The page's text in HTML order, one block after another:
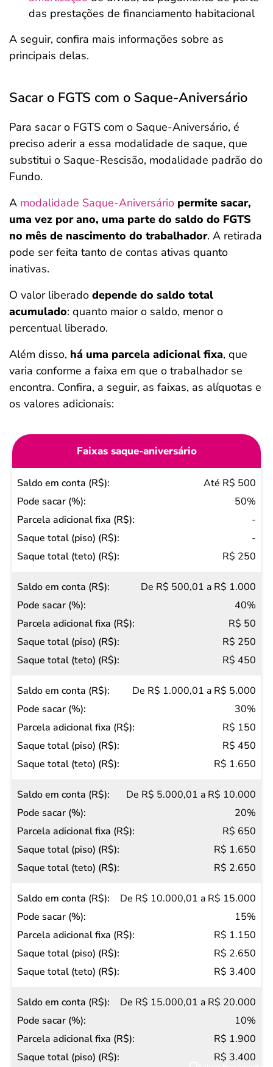
das prestações de financiamento habitacional
A seguir, confira mais informações sobre as
principais delas.
Sacar o FGTS com o Saque-Aniversário
Para sacar o FGTS com o Saque-Aniversário, é
preciso aderir a essa modalidade de saque, que
substitui o Saque-Rescisão, modalidade padrão do
Fundo.
A modalidade Saque-Aniversário permite sacar,
uma vez por ano, uma parte do saldo do FGTS
no mês de nascimento do trabalhador. A retirada
pode ser feita tanto de contas ativas quanto
inativas.
O valor liberado depende do saldo total
acumulado: quanto maior o saldo, menor o
percentual liberado.
Além disso, há uma parcela adicional fixa, que
varia conforme a faixa em que o trabalhador se
encontra. Confira, a seguir, as faixas, as alíquotas e
os valores adicionais:
Faixas saque-aniversário
Saldo
em
conta
(R$)
Pode
(%)
Parcela
adicional
fixa (R$)
Saque
total
(piso)
(R$)
Saque
(R$)
Até R$ 500
50%
-
-
R$ 250
De R$ 500,01 a R$ 1.000
40%
R$ 50
R$ 250
R$ 450
De R$ 1.000,01 a R$ 5.000
30%
R$ 150
R$ 450
R$ 1.650
De R$ 5.000,01 a R$ 10.000
20%
R$ 650
R$ 1.650
R$ 2.650
De R$ 10.000,01 a R$ 15.000
15%
R$ 1.150
R$ 2.650
R$ 3.400
De R$ 15.000,01 a R$ 20.000
10%
R$ 1.900
R$ 3.400